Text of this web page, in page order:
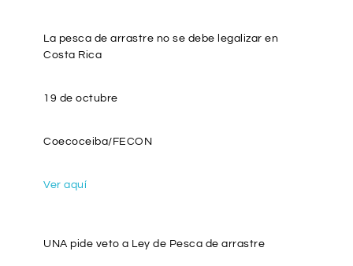
La pesca de arrastre no se debe legalizar en
Costa Rica
19 de octubre
Coecoceiba/FECON
Ver aquí
UNA pide veto a Ley de Pesca de arrastre